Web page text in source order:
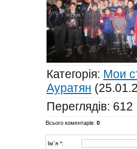
Категорія: Мои
Ауратян
Переглядів: 612
Всього коментарів: 0
Ім`я *: